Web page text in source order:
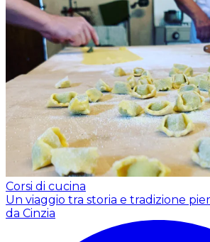
Corsi di cucina
Un viaggio tra storia e tradizione
da Cinzia